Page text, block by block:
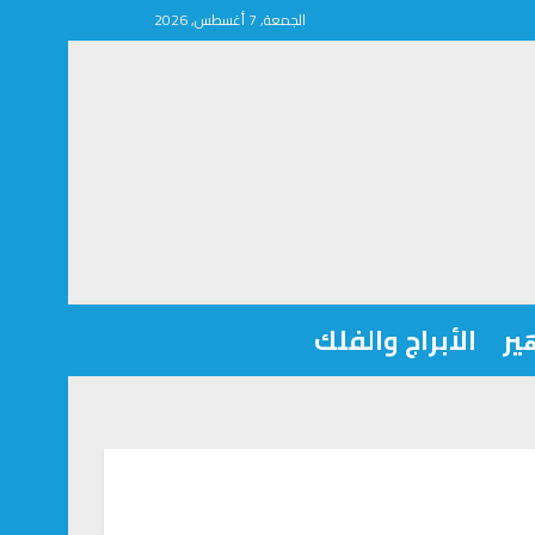
الجمعة, 7 أغسطس, 2026
الأبراج والفلك